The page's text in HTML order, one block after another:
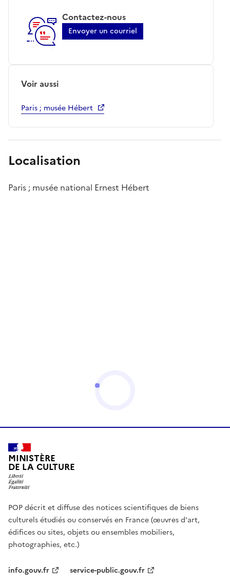
Contactez-nous
Envoyer un courriel
Voir aussi
Paris ; musée Hébert
Localisation
Paris ; musée national Ernest Hébert
MINISTÈRE
DE LA CULTURE
POP décrit et diffuse des notices scientifiques de biens
culturels étudiés ou conservés en France (œuvres d'art,
édifices ou sites, objets ou ensembles mobiliers,
photographies, etc.)
info.gouv.fr service-public.gouv.fr